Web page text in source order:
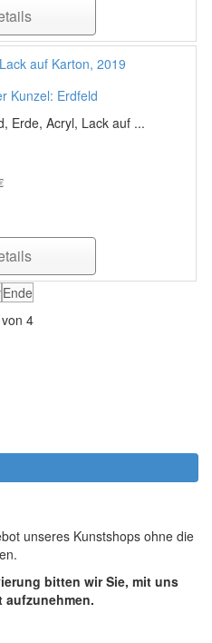
Kunzel: Erdfeld
Erde, Acryl, Lack auf ...
Ende
4
unseres Kunstshops ohne die
bitten wir Sie, mit uns
aufzunehmen.